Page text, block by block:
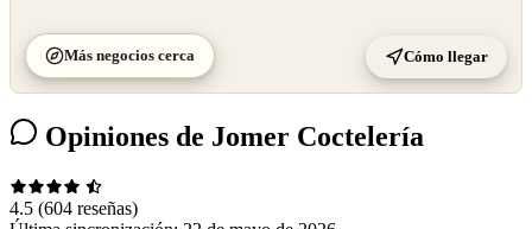
Más negocios cerca Cómo llegar
Opiniones de Jomer Coctelería
4.5 (604 reseñas)